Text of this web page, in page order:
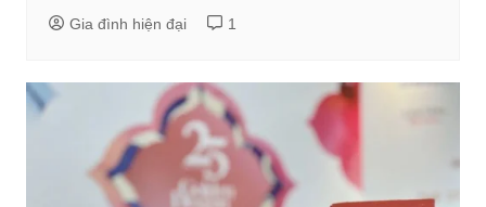
Gia đình hiện đại 1